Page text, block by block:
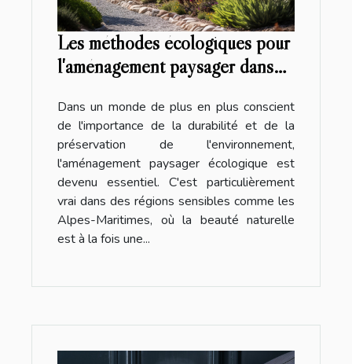
Les méthodes écologiques pour
l'aménagement paysager dans
Dans un monde de plus en plus conscient
de l'importance de la durabilité et de la
préservation de l'environnement,
l'aménagement paysager écologique est
devenu essentiel. C'est particulièrement
vrai dans des régions sensibles comme les
Alpes-Maritimes, où la beauté naturelle
est à la fois une...